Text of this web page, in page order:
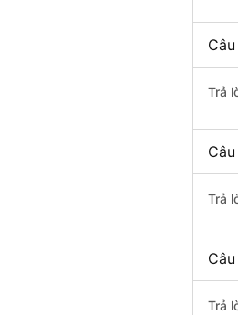
Trả
Trả
Trả